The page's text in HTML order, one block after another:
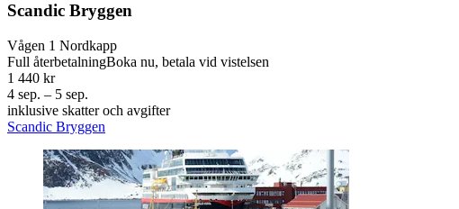
Scandic Bryggen
Vågen 1 Nordkapp
Full återbetalningBoka nu, betala vid vistelsen
1 440 kr
4 sep. – 5 sep.
inklusive skatter och avgifter
Scandic Bryggen